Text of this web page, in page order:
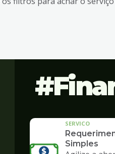
SERVICO
Simples